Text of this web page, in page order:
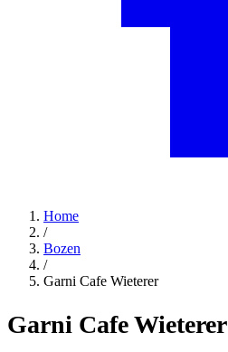
Home
/
Bozen
/
Garni Cafe Wieterer
Garni Cafe Wieterer